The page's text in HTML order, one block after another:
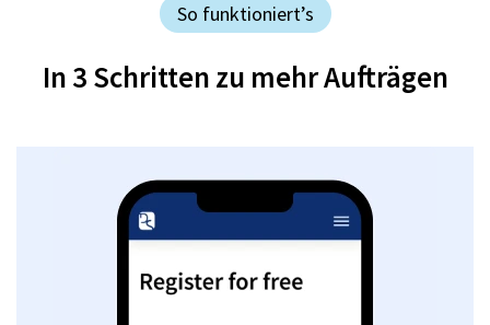
So funktioniert’s
In 3 Schritten zu mehr Aufträgen